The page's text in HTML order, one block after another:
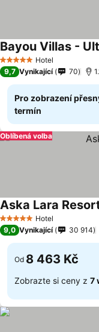
5 Počet hvězdiček
Hotel
Bayou Villas -
9,7 Vynikající 70
Pro zobrazení
termín
Oblíbená volba
5 Počet hvězdiček
Hotel
Aska Lara
9,0 Vynikající 30 914
Od 8 463 Kč
Zobrazte si ceny z 7